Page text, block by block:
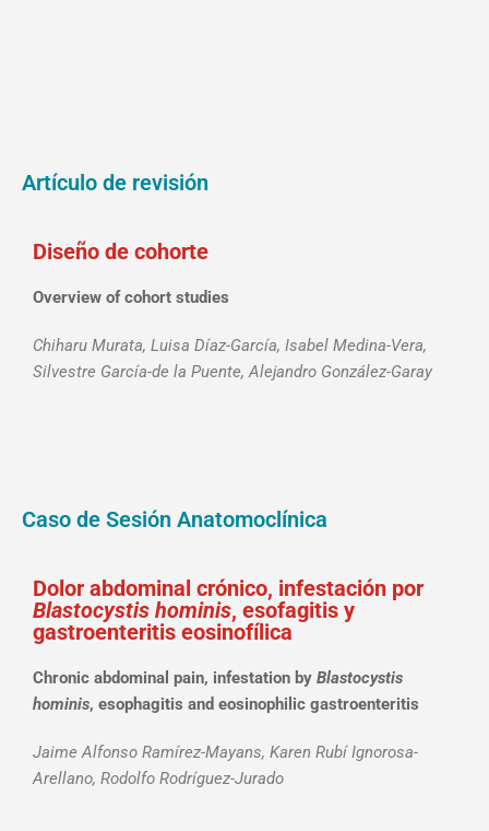
Artículo de revisión
Diseño de cohorte
Overview of cohort studies
Chiharu Murata, Luisa Díaz-García, Isabel Medina-Vera,
Silvestre García-de la Puente, Alejandro González-Garay
Caso de Sesión Anatomoclínica
Dolor abdominal crónico, infestación por
Blastocystis hominis, esofagitis y
gastroenteritis eosinofílica
Chronic abdominal pain, infestation by Blastocystis
hominis, esophagitis and eosinophilic gastroenteritis
Jaime Alfonso Ramírez-Mayans, Karen Rubí Ignorosa-
Arellano, Rodolfo Rodríguez-Jurado